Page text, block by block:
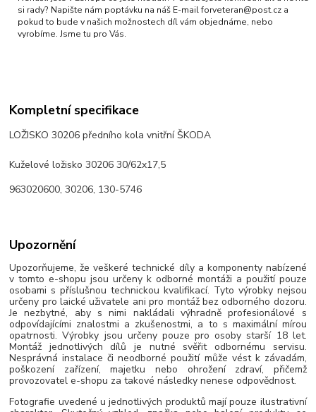
si rady? Napište nám poptávku na náš E-mail forveteran@post.cz a
pokud to bude v našich možnostech díl vám objednáme, nebo
vyrobíme. Jsme tu pro Vás.
Kompletní specifikace
LOŽISKO 30206 předního kola vnitřní ŠKODA
Kuželové ložisko 30206 30/62x17,5
963020600, 30206, 130-5746
Upozornění
Upozorňujeme, že veškeré technické díly a komponenty nabízené
v tomto e-shopu jsou určeny k odborné montáži a použití pouze
osobami s příslušnou technickou kvalifikací. Tyto výrobky nejsou
určeny pro laické uživatele ani pro montáž bez odborného dozoru.
Je nezbytné, aby s nimi nakládali výhradně profesionálové s
odpovídajícími znalostmi a zkušenostmi, a to s maximální mírou
opatrnosti. Výrobky jsou určeny pouze pro osoby starší 18 let.
Montáž jednotlivých dílů je nutné svěřit odbornému servisu.
Nesprávná instalace či neodborné použití může vést k závadám,
poškození zařízení, majetku nebo ohrožení zdraví, přičemž
provozovatel e-shopu za takové následky nenese odpovědnost.
Fotografie uvedené u jednotlivých produktů mají pouze ilustrativní